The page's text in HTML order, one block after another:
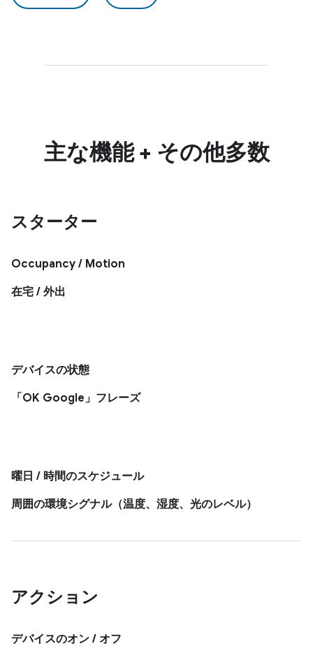
主な機能 + その他多数
スターター
Occupancy / Motion
在宅 / 外出
デバイスの状態
「OK Google」フレーズ
曜日 / 時間のスケジュール
周囲の環境シグナル（温度、湿度、光のレベル）
アクション
デバイスのオン / オフ